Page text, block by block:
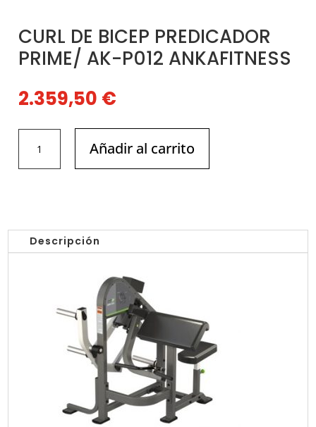
CURL DE BICEP PREDICADOR
PRIME/ AK-P012 ANKAFITNESS
2.359,50 €
BICEP
P012
ANKAFITNESS
Añadir al carrito
Descripción